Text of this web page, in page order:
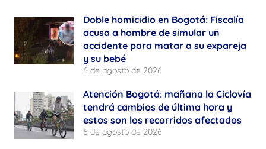
Doble homicidio en Bogotá: Fiscalía
acusa a hombre de simular un
accidente para matar a su expareja
y su bebé
6 de agosto de 2026
Atención Bogotá: mañana la Ciclovía
tendrá cambios de última hora y
estos son los recorridos afectados
6 de agosto de 2026